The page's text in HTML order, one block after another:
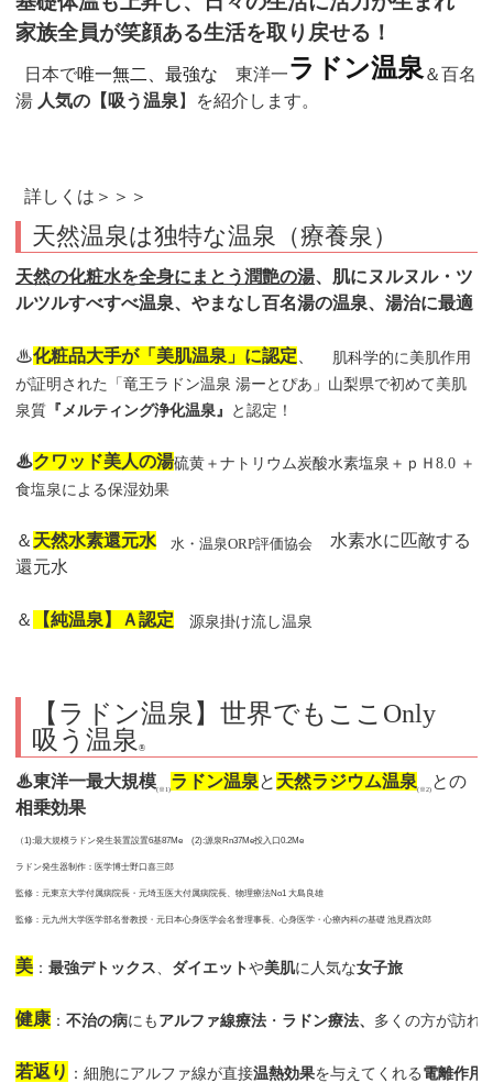
家族全員が笑顔ある生活を取り戻せる！
日本で唯一無二、最強な 東洋一ラドン温泉＆百名
湯 人気の【吸う温泉 】を紹介します。
詳しくは＞＞＞
天然温泉は独特な温泉（療養泉）
天然の化粧水を全身にまとう潤艶の湯、肌にヌルヌル・ツ
ルツルすべすべ温泉、やまなし百名湯の温泉、湯治に最適
♨化粧品大手が「美肌温泉」に認定
肌科学的に美肌作用
が証明された「竜王ラドン温泉 湯ーとぴあ」 山梨県で初めて美肌
泉質 『メルティング浄化温泉』 と認定！
♨クワッド美人の湯硫黄＋ナトリウム炭酸水素塩泉＋ｐＨ8.0 ＋
食塩泉による保湿効果
＆ 天然水素還元水 水・温泉ORP評価協会
水素水に匹敵する
還元水
＆ 【純温泉】Ａ認定 源泉掛け流し温泉
【ラドン温泉】世界でもここOnly
吸う温泉 ®
♨東洋一最大規模(※1)ラドン温泉と 天然ラジウム温泉(※2) との
相乗効果
（1):最大規模ラドン発生装置設置6基87Me (2):源泉Rn37Me投入口0.2Me
ラドン発生器制作：医学博士野口喜三郎
監修：元東京大学付属病院長・元埼玉医大付属病院長、物理療法No1 大島良雄
監修：元九州大学医学部名誉教授・元日本心身医学会名誉理事長、心身医学・心療内科の基礎 池見酉次郎
美 ： 最強デトックス ダイエットや美肌に人気な女子旅
健康 ： 不治の病にもアルファ線療法 ・ ラドン療法、 多くの方が訪れ
若返り ：細胞にアルファ線が直接温熱効果を与えてくれる電離作用